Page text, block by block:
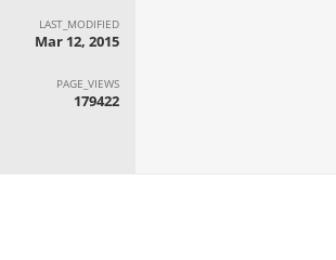
LAST_MODIFIED
Mar 12, 2015
PAGE_VIEWS
179422